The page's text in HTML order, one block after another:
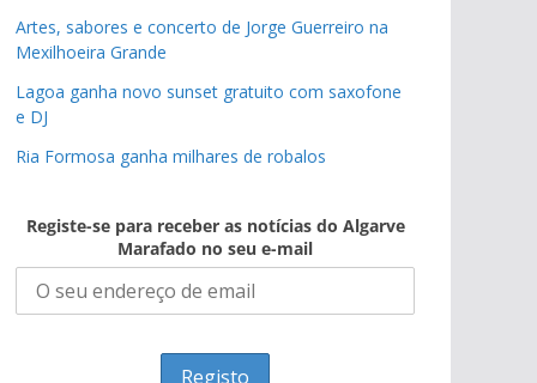
Artes, sabores e concerto de Jorge Guerreiro na
Mexilhoeira Grande
Lagoa ganha novo sunset gratuito com saxofone
e DJ
Ria Formosa ganha milhares de robalos
Registe-se para receber as notícias do Algarve
Marafado no seu e-mail